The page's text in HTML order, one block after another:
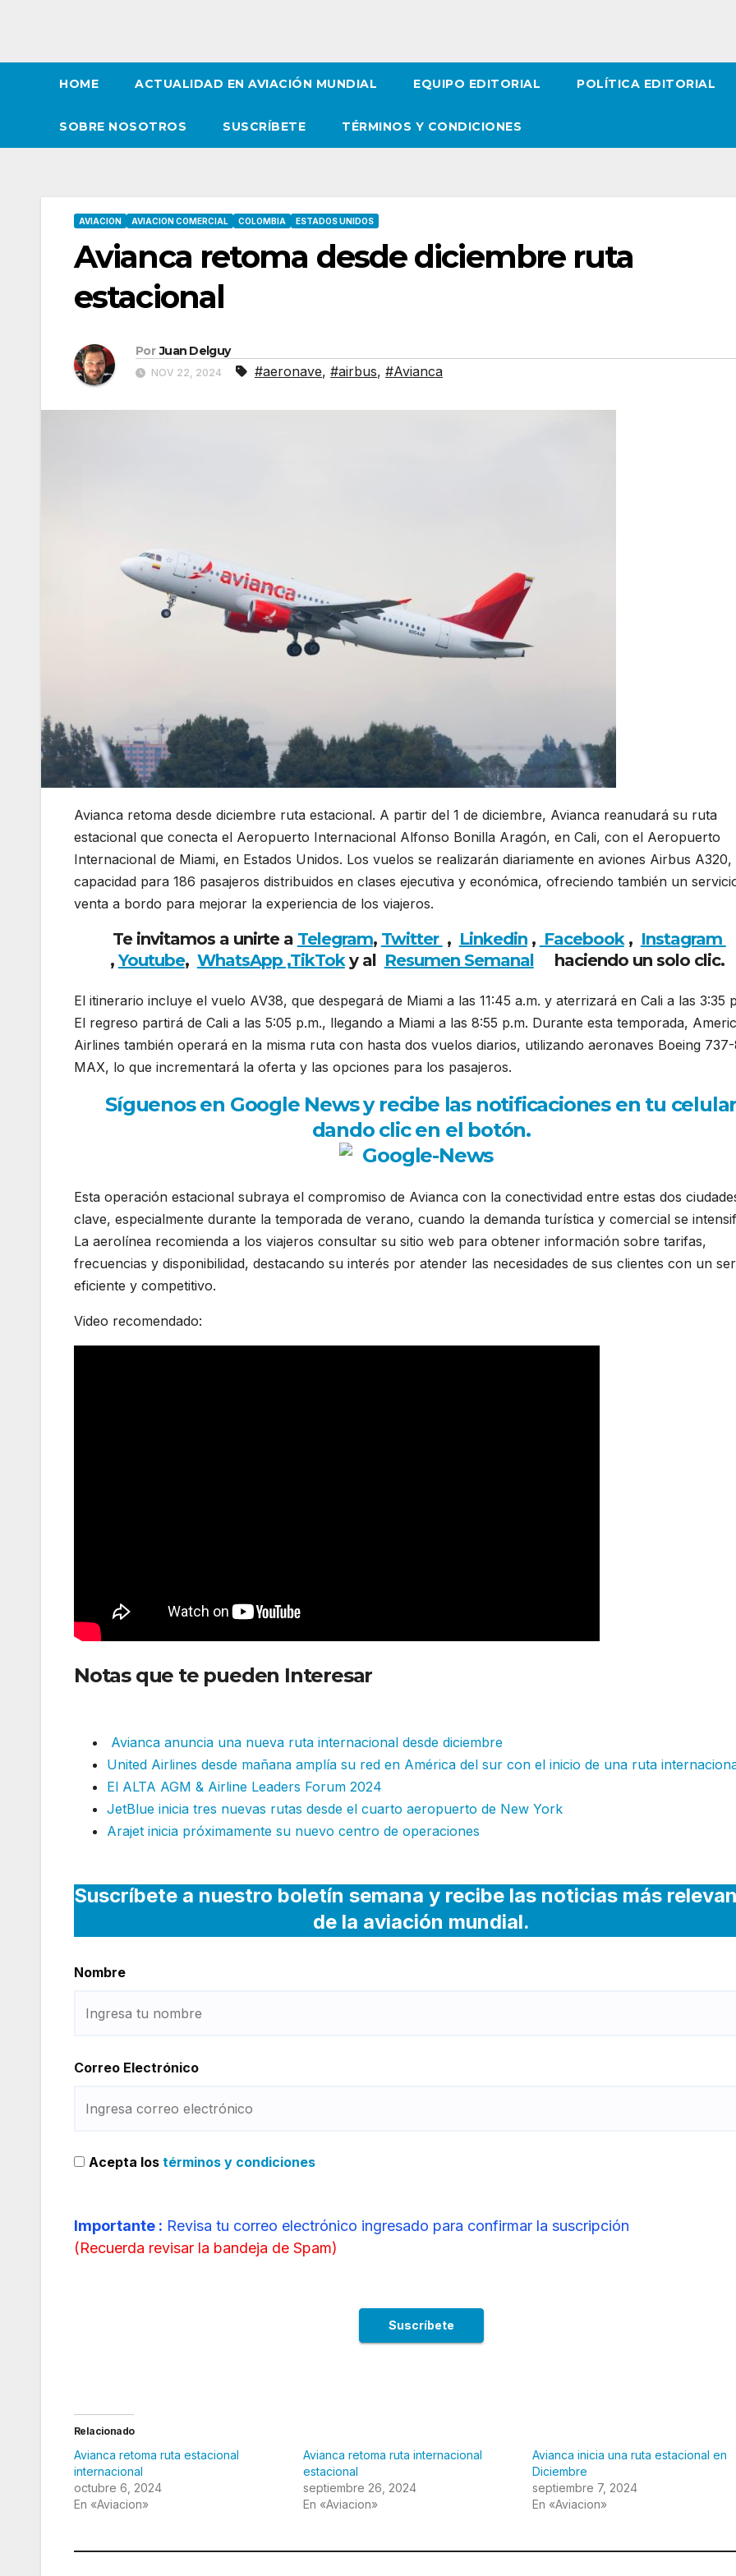
HOME ACTUALIDAD EN AVIACIÓN MUNDIAL EQUIPO EDITORIAL POLÍTICA EDITORIAL
SOBRE NOSOTROS SUSCRÍBETE TÉRMINOS Y CONDICIONES
AVIACION AVIACION COMERCIAL COLOMBIA ESTADOS UNIDOS
Avianca retoma desde diciembre ruta
estacional
Por Juan Delguy
NOV 22, 2024 #aeronave, #airbus, #Avianca
Avianca retoma desde diciembre ruta estacional. A partir del 1 de diciembre, Avianca reanudará su ruta
estacional que conecta el Aeropuerto Internacional Alfonso Bonilla Aragón, en Cali, con el Aeropuerto
Internacional de Miami, en Estados Unidos. Los vuelos se realizarán diariamente en aviones Airbus
capacidad para 186 pasajeros distribuidos en clases ejecutiva y económica, ofreciendo también un
venta a bordo para mejorar la experiencia de los viajeros.
Te invitamos a unirte a Telegram, Twitter , Linkedin, Facebook, Instagram
,Youtube, WhatsApp ,TikToky al Resumen Semanalhaciendo un solo clic.
El itinerario incluye el vuelo AV38, que despegará de Miami a las 11:45 a.m. y aterrizará en Cali a las 3:35
El regreso partirá de Cali a las 5:05 p.m., llegando a Miami a las 8:55 p.m. Durante esta temporada,
Airlines también operará en la misma ruta con hasta dos vuelos diarios, utilizando aeronaves Boeing
MAX, lo que incrementará la oferta y las opciones para los pasajeros.
Síguenos en Google News y recibe las notificaciones en tu
dando clic en el botón.
Esta operación estacional subraya el compromiso de Avianca con la conectividad entre estas dos
clave, especialmente durante la temporada de verano, cuando la demanda turística y comercial se
La aerolínea recomienda a los viajeros consultar su sitio web para obtener información sobre tarifas,
frecuencias y disponibilidad, destacando su interés por atender las necesidades de sus clientes con un
eficiente y competitivo.
Video recomendado:
Notas que te pueden Interesar
Avianca anuncia una nueva ruta internacional desde diciembre
United Airlines desde mañana amplía su red en América del sur con el inicio de una ruta
El ALTA AGM & Airline Leaders Forum 2024
JetBlue inicia tres nuevas rutas desde el cuarto aeropuerto de New York
Arajet inicia próximamente su nuevo centro de operaciones
Suscríbete a nuestro boletín semana y recibe las noticias más
de la aviación mundial.
Nombre
Correo Electrónico
Acepta los términos y condiciones
Importante : Revisa tu correo electrónico ingresado para confirmar la suscripción
(Recuerda revisar la bandeja de Spam)
Relacionado
Avianca retoma ruta estacional
internacional
octubre 6, 2024
En «Aviacion»
Avianca retoma ruta internacional
estacional
septiembre 26, 2024
En «Aviacion»
Avianca inicia una ruta estacional en
Diciembre
septiembre 7, 2024
En «Aviacion»